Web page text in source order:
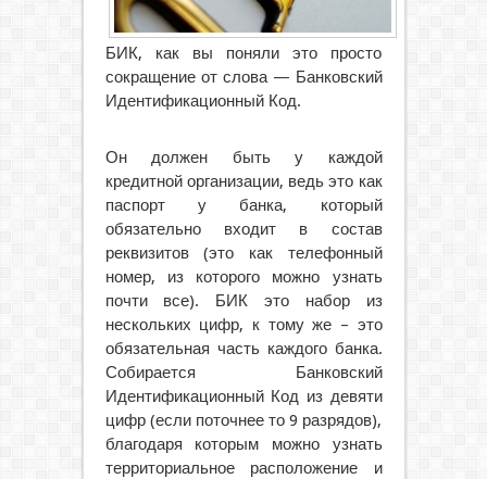
БИК, как вы поняли это просто
сокращение от слова — Банковский
Идентификационный Код.
Он должен быть у каждой
кредитной организации, ведь это как
паспорт у банка, который
обязательно входит в состав
реквизитов (это как телефонный
номер, из которого можно узнать
почти все). БИК это набор из
нескольких цифр, к тому же – это
обязательная часть каждого банка.
Собирается Банковский
Идентификационный Код из девяти
цифр (если поточнее то 9 разрядов),
благодаря которым можно узнать
территориальное расположение и